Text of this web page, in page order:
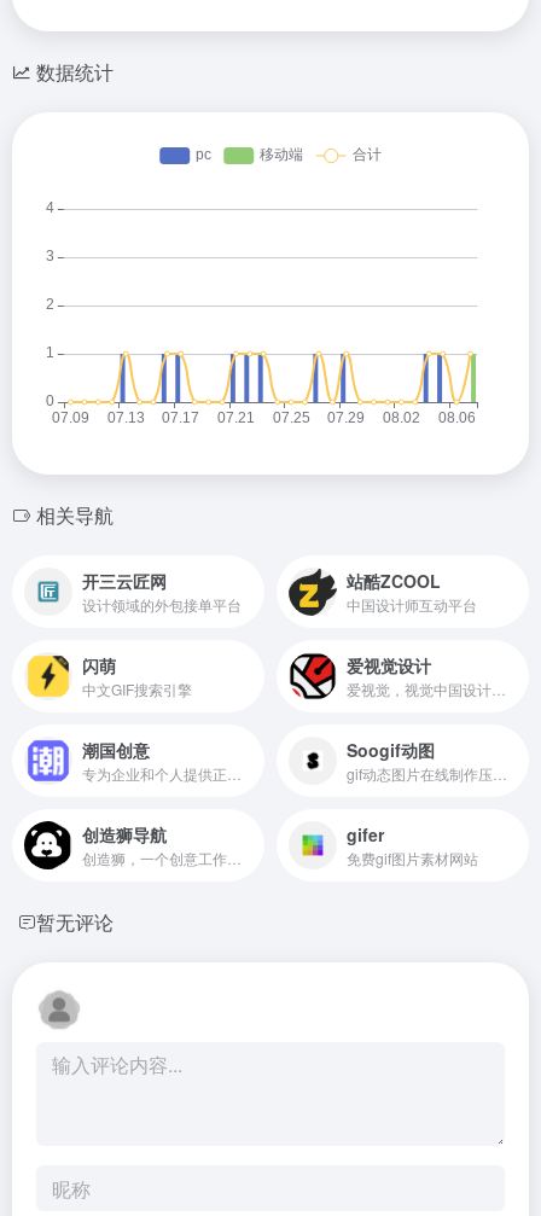
数据统计
相关导航
开三云匠网
设计领域的外包接单平台
站酷ZCOOL
中国设计师互动平台
闪萌
中文GIF搜索引擎
爱视觉设计
潮国创意 Soogif动图
创造狮导航 gifer
免费gif图片素材网站
暂无评论